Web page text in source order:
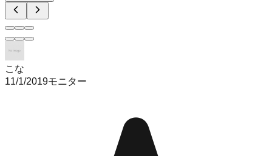
こな
11/1/2019モニター